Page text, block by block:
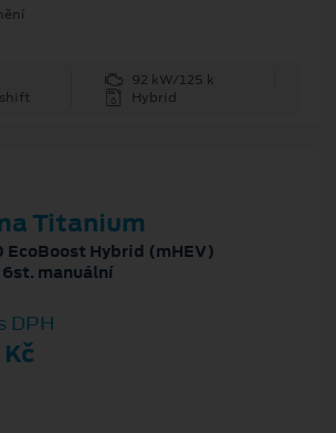
92 kW/125 k
Hybrid
Titanium
EcoBoost Hybrid (mHEV)
manuální
DPH